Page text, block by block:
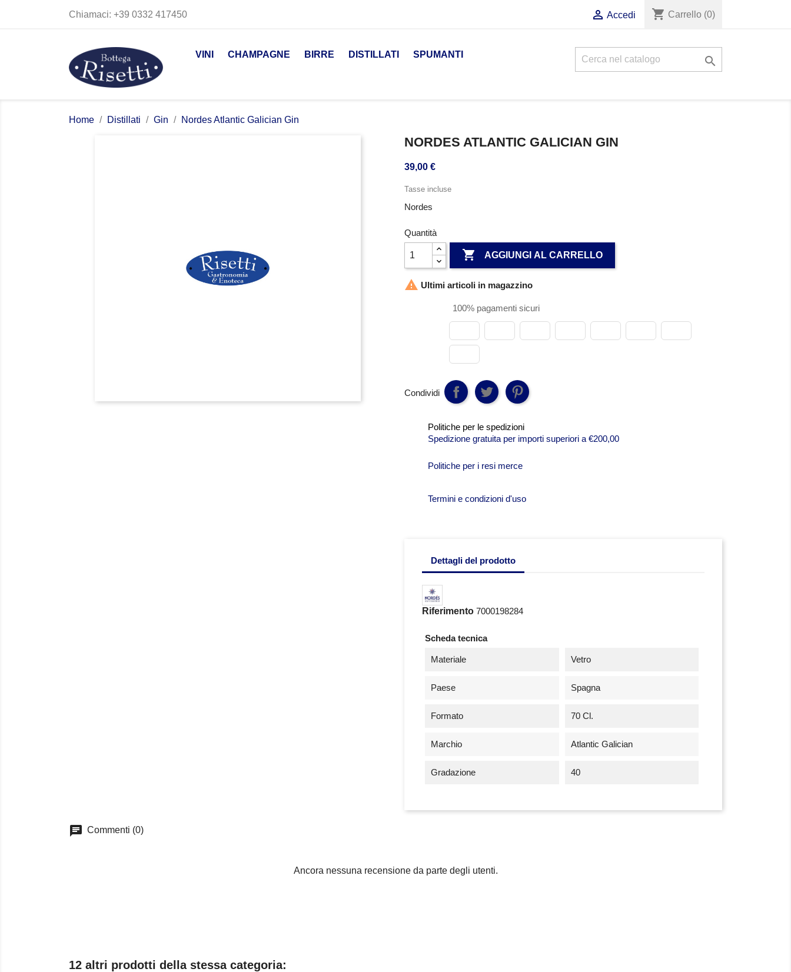
Chiamaci: +39 0332 417450  Accedi shopping_cart Carrello (0)
VINI CHAMPAGNE BIRRE DISTILLATI SPUMANTI 
Home Distillati Gin Nordes Atlantic Galician Gin
NORDES ATLANTIC GALICIAN GIN
39,00 €
Tasse incluse
Nordes
Quantità
 AGGIUNGI AL CARRELLO
 Ultimi articoli in magazzino
100% pagamenti sicuri
Condividi
Politiche per le spedizioni
Spedizione gratuita per importi superiori a €200,00
Politiche per i resi merce
Termini e condizioni d'uso
Dettagli del prodotto
Riferimento 7000198284
Scheda tecnica
Materiale Vetro
Paese Spagna
Formato 70 Cl.
Marchio Atlantic Galician
Gradazione 40
chat Commenti (0)
Ancora nessuna recensione da parte degli utenti.
12 altri prodotti della stessa categoria: